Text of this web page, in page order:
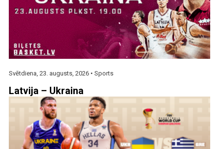
Svētdiena, 23. augusts, 2026 • Sports
Latvija – Ukraina